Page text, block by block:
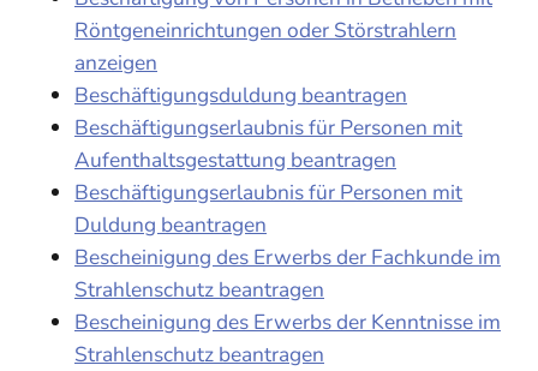
Röntgeneinrichtungen oder Störstrahlern
anzeigen
Beschäftigungsduldung beantragen
Beschäftigungserlaubnis für Personen mit
Aufenthaltsgestattung beantragen
Beschäftigungserlaubnis für Personen mit
Duldung beantragen
Bescheinigung des Erwerbs der Fachkunde im
Strahlenschutz beantragen
Bescheinigung des Erwerbs der Kenntnisse im
Strahlenschutz beantragen